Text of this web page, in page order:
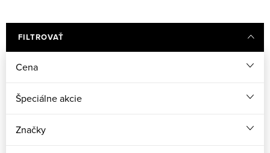
FILTROVAŤ
Cena
Špeciálne akcie
Značky